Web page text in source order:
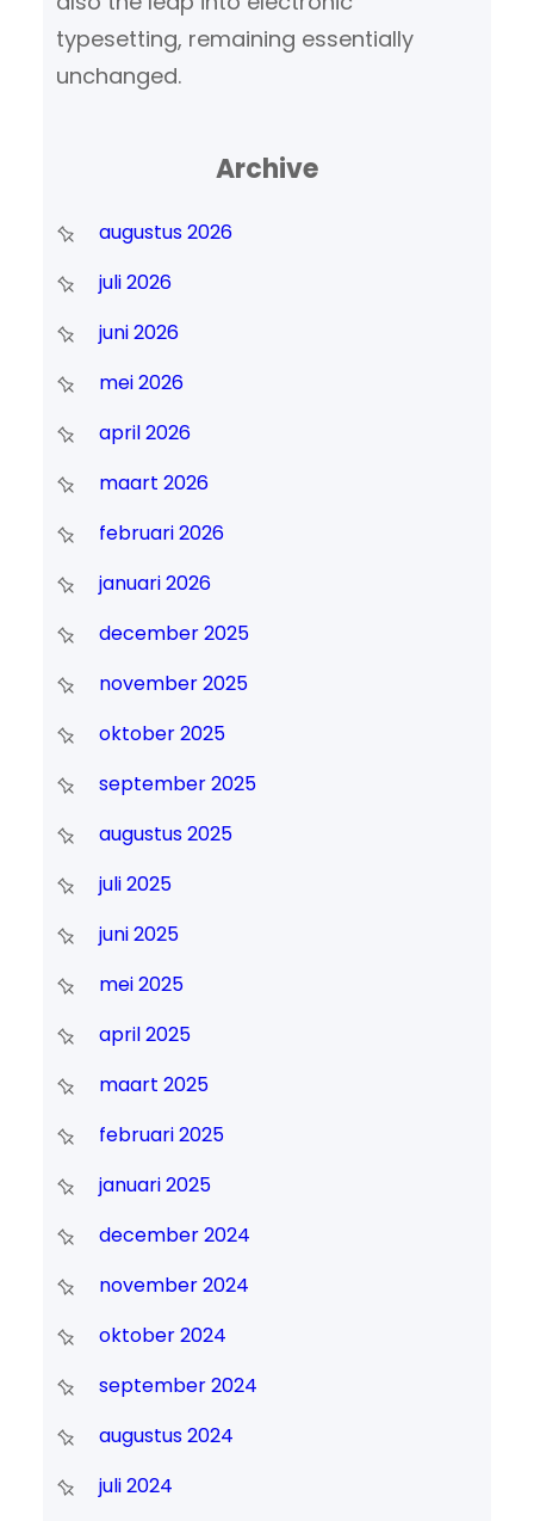
typesetting, remaining essentially
unchanged.
Archive
augustus 2026
juli 2026
juni 2026
mei 2026
april 2026
maart 2026
februari 2026
januari 2026
december 2025
november 2025
oktober 2025
september 2025
augustus 2025
juli 2025
juni 2025
mei 2025
april 2025
maart 2025
februari 2025
januari 2025
december 2024
november 2024
oktober 2024
september 2024
augustus 2024
juli 2024